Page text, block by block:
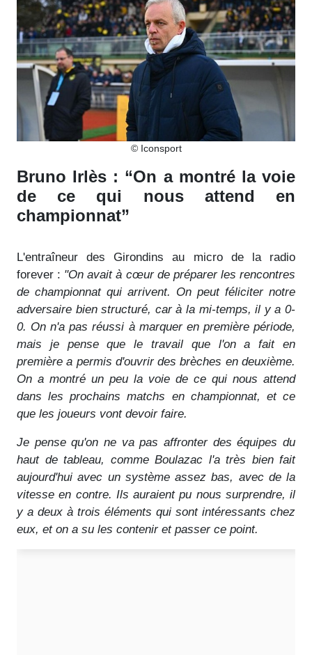
© Iconsport
Bruno Irlès : “On a montré la voie
de ce qui nous attend en
championnat”
L'entraîneur des Girondins au micro de la radio
forever : "On avait à cœur de préparer les rencontres
de championnat qui arrivent. On peut féliciter notre
adversaire bien structuré, car à la mi-temps, il y a 0-
0. On n'a pas réussi à marquer en première période,
mais je pense que le travail que l'on a fait en
première a permis d'ouvrir des brèches en deuxième.
On a montré un peu la voie de ce qui nous attend
dans les prochains matchs en championnat, et ce
que les joueurs vont devoir faire.
Je pense qu'on ne va pas affronter des équipes du
haut de tableau, comme Boulazac l'a très bien fait
aujourd'hui avec un système assez bas, avec de la
vitesse en contre. Ils auraient pu nous surprendre, il
y a deux à trois éléments qui sont intéressants chez
eux, et on a su les contenir et passer ce point.